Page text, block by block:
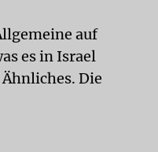
auf
es in Israel
Die